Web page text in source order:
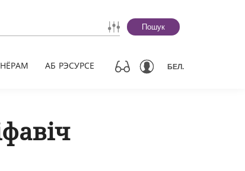
Пошук
АБ РЭСУРСЕ БЕЛ.